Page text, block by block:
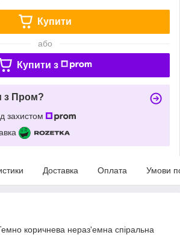
Купити
або
Купити з
з Пром?
захистом
Доставка Оплата Умови
коричнева нераз'емна спіральна